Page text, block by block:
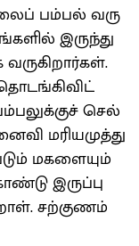
பம்பல் வரு​
இருந்து
வரு​கிறார்​கள்.
செல்​
மரிய​முத்​து​
மகளை​யும்
இருப்பு
சற்​குணம்